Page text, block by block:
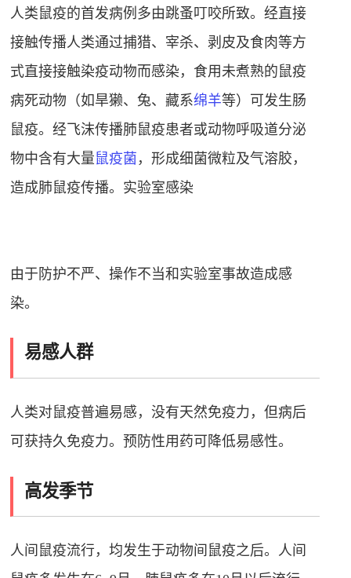
人类鼠疫的首发病例多由跳蚤叮咬所致。经直接
接触传播人类通过捕猎、宰杀、剥皮及食肉等方
式直接接触染疫动物而感染，食用未煮熟的鼠疫
病死动物（如旱獭、兔、藏系绵羊等）可发生肠
鼠疫。经飞沫传播肺鼠疫患者或动物呼吸道分泌
物中含有大量鼠疫菌 ，形成细菌微粒及气溶胶，
造成肺鼠疫传播。实验室感染
由于防护不严、操作不当和实验室事故造成感
染。
易感人群
人类对鼠疫普遍易感，没有天然免疫力，但病后
可获持久免疫力。预防性用药可降低易感性。
高发季节
人间鼠疫流行，均发生于动物间鼠疫之后。人间